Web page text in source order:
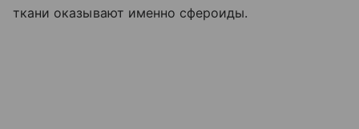
ткани оказывают именно сфероиды.